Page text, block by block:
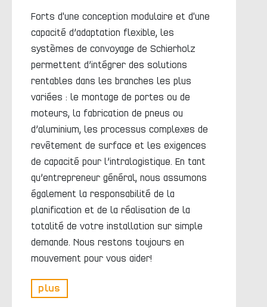
Forts d'une conception modulaire et d'une
capacité d’adaptation flexible, les
systèmes de convoyage de Schierholz
permettent d’intégrer des solutions
rentables dans les branches les plus
variées : le montage de portes ou de
moteurs, la fabrication de pneus ou
d’aluminium, les processus complexes de
revêtement de surface et les exigences
de capacité pour l’intralogistique. En tant
qu’entrepreneur général, nous assumons
également la responsabilité de la
planification et de la réalisation de la
totalité de votre installation sur simple
demande. Nous restons toujours en
mouvement pour vous aider!
plus